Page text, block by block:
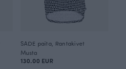
SADE paita, Rantakivet
Musta
130.00 EUR